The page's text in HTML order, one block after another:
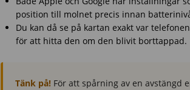
position till molnet precis innan
Du kan då se på kartan exakt var
för att hitta den om den blivit borttappad.
Tänk på! För att spårning av en avstängd